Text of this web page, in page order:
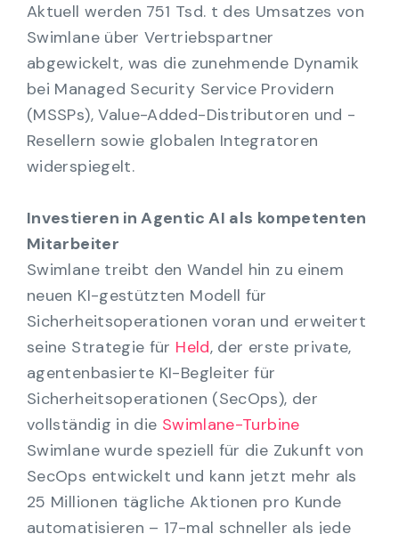
Aktuell werden 751 Tsd. t des Umsatzes von
Swimlane über Vertriebspartner
abgewickelt, was die zunehmende Dynamik
bei Managed Security Service Providern
(MSSPs), Value-Added-Distributoren und -
Resellern sowie globalen Integratoren
widerspiegelt.
Investieren in Agentic AI als kompetenten
Mitarbeiter
Swimlane treibt den Wandel hin zu einem
neuen KI-gestützten Modell für
Sicherheitsoperationen voran und erweitert
seine Strategie für Held, der erste private,
agentenbasierte KI-Begleiter für
Sicherheitsoperationen (SecOps), der
vollständig in die Swimlane-Turbine
Swimlane wurde speziell für die Zukunft von
SecOps entwickelt und kann jetzt mehr als
25 Millionen tägliche Aktionen pro Kunde
automatisieren – 17-mal schneller als jede